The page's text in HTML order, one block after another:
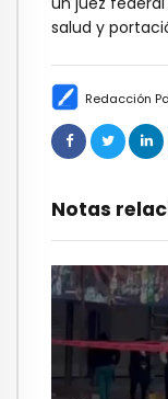
Redacción
Notas
salud y